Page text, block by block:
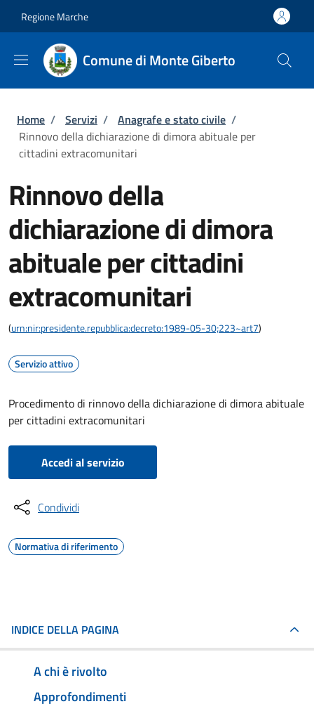
Regione Marche
Comune di Monte Giberto
Briciole di pane
Home / Servizi / Anagrafe e stato civile /
Rinnovo della dichiarazione di dimora abituale per
cittadini extracomunitari
Rinnovo della
dichiarazione di dimora
abituale per cittadini
extracomunitari
(urn:nir:presidente.repubblica:decreto:1989-05-30;223~art7)
Servizio attivo
Procedimento di rinnovo della dichiarazione di dimora abituale
per cittadini extracomunitari
Accedi al servizio
Condividi
Normativa di riferimento
INDICE DELLA PAGINA
A chi è rivolto
Approfondimenti